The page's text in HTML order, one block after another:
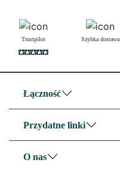
Trustpilot Szybka dostawa
Łączność
Przydatne linki
O nas